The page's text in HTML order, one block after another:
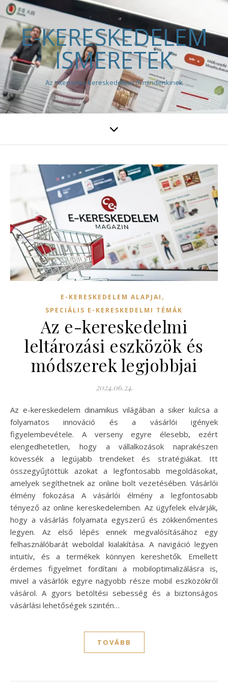
E-KERESKEDELEM
ISMERETEK
Az internetes kereskedelemről mindenkinek
E-KERESKEDELEM ALAPJAI ,
SPECIÁLIS E-KERESKEDELMI TÉMÁK
Az e-kereskedelmi
leltározási eszközök és
módszerek legjobbjai
2024.06.24.
Az e-kereskedelem dinamikus világában a siker kulcsa a
folyamatos innováció és a vásárlói igények
figyelembevétele. A verseny egyre élesebb, ezért
elengedhetetlen, hogy a vállalkozások naprakészen
kövessék a legújabb trendeket és stratégiákat. Itt
összegyűjtöttük azokat a legfontosabb megoldásokat,
amelyek segíthetnek az online bolt vezetésében. Vásárlói
élmény fokozása A vásárlói élmény a legfontosabb
tényező az online kereskedelemben. Az ügyfelek elvárják,
hogy a vásárlás folyamata egyszerű és zökkenőmentes
legyen. Az első lépés ennek megvalósításához egy
felhasználóbarát weboldal kialakítása. A navigáció legyen
intuitív, és a termékek könnyen kereshetők. Emellett
érdemes figyelmet fordítani a mobiloptimalizálásra is,
mivel a vásárlók egyre nagyobb része mobil eszközökről
vásárol. A gyors betöltési sebesség és a biztonságos
vásárlási lehetőségek szintén…
TOVÁBB